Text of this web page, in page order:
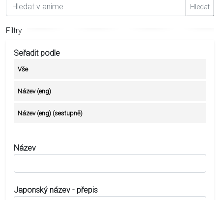
Hledat
Filtry
Seřadit podle
Vše
Název (eng)
Název (eng) (sestupně)
Název
Japonský název - přepis